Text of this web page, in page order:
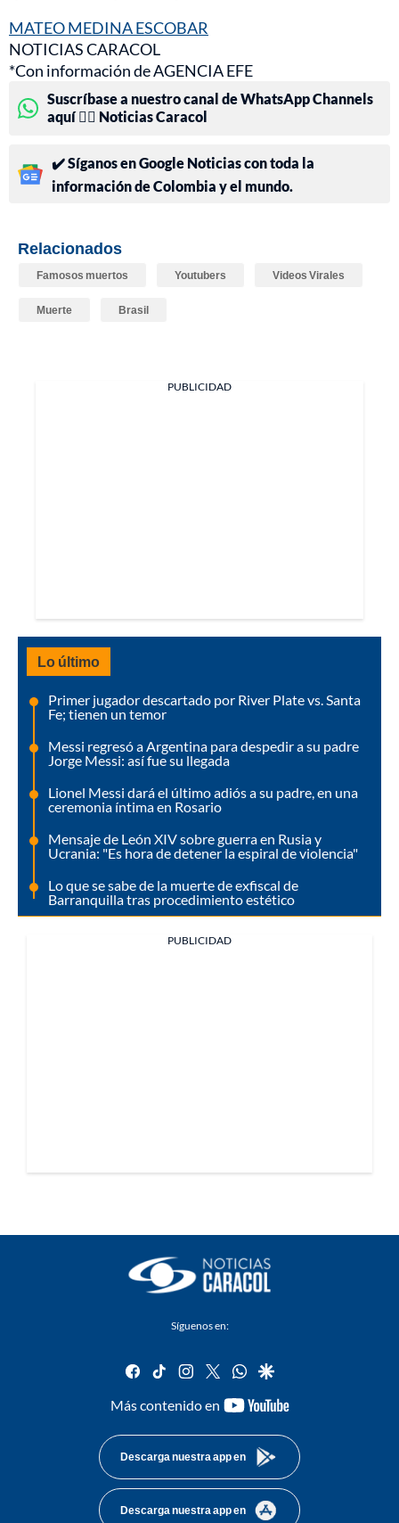
MATEO MEDINA ESCOBAR
NOTICIAS CARACOL
*Con información de AGENCIA EFE
Suscríbase a nuestro canal de WhatsApp Channels
aquí 👉🏻 Noticias Caracol
✔️ Síganos en Google Noticias con toda la
información de Colombia y el mundo.
Relacionados
Famosos muertos Youtubers Videos Virales
Muerte Brasil
PUBLICIDAD
Lo último
Primer jugador descartado por River Plate vs. Santa
Fe; tienen un temor
Messi regresó a Argentina para despedir a su padre
Jorge Messi: así fue su llegada
Lionel Messi dará el último adiós a su padre, en una
ceremonia íntima en Rosario
Mensaje de León XIV sobre guerra en Rusia y
Ucrania: "Es hora de detener la espiral de violencia"
Lo que se sabe de la muerte de exfiscal de
Barranquilla tras procedimiento estético
PUBLICIDAD
Síguenos en:
facebook
tiktok instagram
twitterwhatsapp
google
Más contenido en
youtube-
Descarga nuestra app en
Descarga nuestra app en